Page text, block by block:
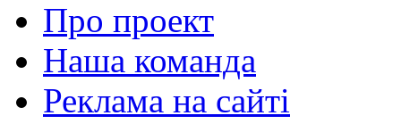
Про проект
Наша команда
Реклама на сайті